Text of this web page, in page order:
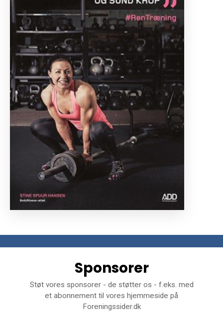
Sponsorer
Støt vores sponsorer - de støtter os - f.eks. med
et abonnement til vores hjemmeside på
Foreningssider.dk